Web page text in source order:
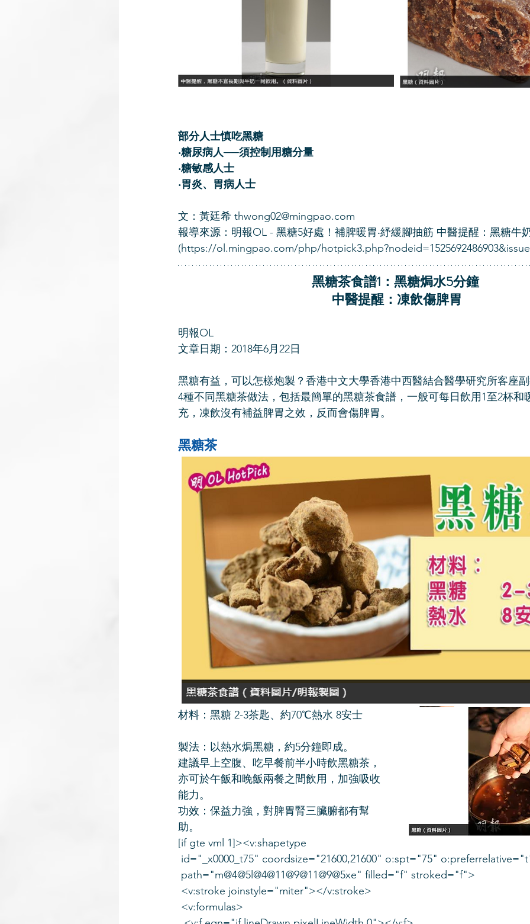
部分人士慎吃黑糖
‧糖尿病人──須控制用糖分量
‧糖敏感人士
‧胃炎、胃病人士
文：黃廷希 thwong02@mingpao.com
報導來源：明報OL - 黑糖5好處！補脾暖胃‧紓緩腳抽筋 中醫提醒：黑糖牛
(https://ol.mingpao.com/php/
黑糖茶食譜1：黑糖焗水5分鐘
中醫提醒：凍飲傷脾胃
明報OL
文章日期：2018年6月22日
黑糖有益，可以怎樣炮製？香港中文大學香港中西醫結合醫學研究所客座
4種不同黑糖茶做法，包括最簡單的黑糖茶食譜，一般可每日飲用1至2杯和
充，凍飲沒有補益脾胃之效，反而會傷脾胃。
黑糖茶
材料：黑糖 2-3茶匙、約70℃熱水 8安士
製法：以熱水焗黑糖，約5分鐘即成。
建議早上空腹、吃早餐前半小時飲黑糖茶，
亦可於午飯和晚飯兩餐之間飲用，加強吸收
能力。
功效：保益力強，對脾胃腎三臟腑都有幫
助。
[if gte vml 1]><v:shapetype
id="_x0000_t75" coordsize="21600,21600" o:spt="75"
path="m@4@5l@4@11@9@11@9@5xe" filled="f" stroked="f">
<v:stroke joinstyle="miter"></v:stroke>
<v:formulas>